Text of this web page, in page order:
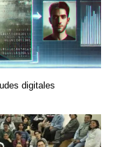
digitales